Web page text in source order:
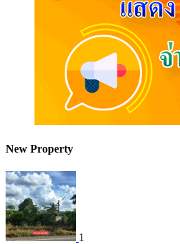
New Property
1